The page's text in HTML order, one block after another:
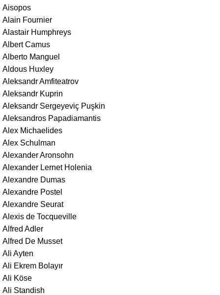
Aisopos
Alain Fournier
Alastair Humphreys
Albert Camus
Alberto Manguel
Aldous Huxley
Aleksandr Amfiteatrov
Aleksandr Kuprin
Aleksandr Sergeyeviç Puşkin
Aleksandros Papadiamantis
Alex Michaelides
Alex Schulman
Alexander Aronsohn
Alexander Lernet Holenia
Alexandre Dumas
Alexandre Postel
Alexandre Seurat
Alexis de Tocqueville
Alfred Adler
Alfred De Musset
Ali Ayten
Ali Ekrem Bolayır
Ali Köse
Ali Standish